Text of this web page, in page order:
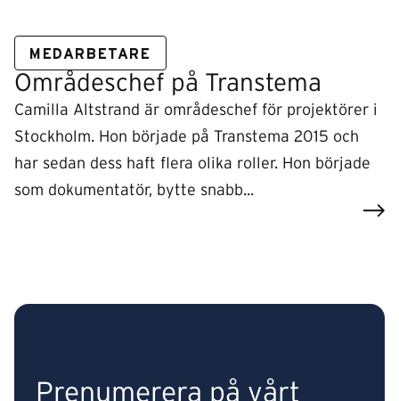
MEDARBETARE
Områdeschef på Transtema
Camilla Altstrand är områdeschef för projektörer i
Stockholm. Hon började på Transtema 2015 och
har sedan dess haft flera olika roller. Hon började
som dokumentatör, bytte snabb...
Prenumerera på vårt